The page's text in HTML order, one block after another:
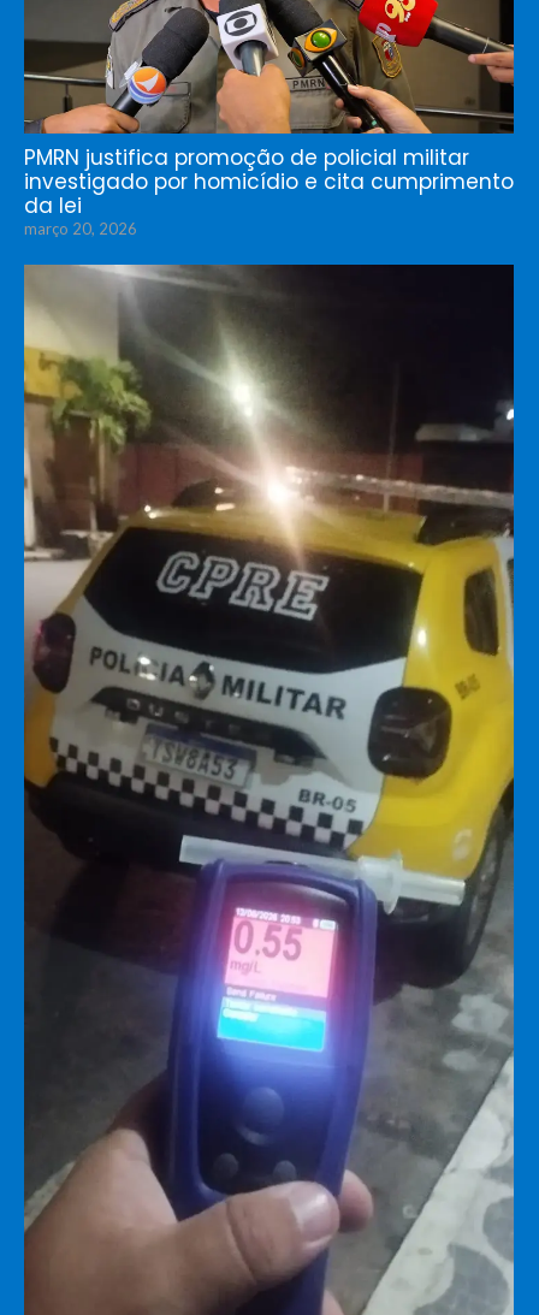
PMRN justifica promoção de policial militar
investigado por homicídio e cita cumprimento
da lei
março 20, 2026